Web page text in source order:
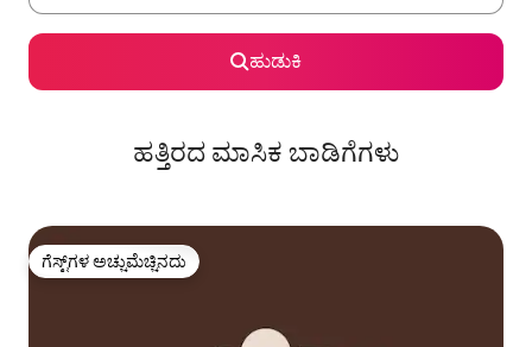
ಹುಡುಕಿ
ಹತ್ತಿರದ ಮಾಸಿಕ ಬಾಡಿಗೆಗಳು
ಗೆಸ್ಟ್‌ಗಳ ಅಚ್ಚುಮೆಚ್ಚಿನದು
ಗೆಸ್ಟ್‌ಗಳ ಅಚ್ಚುಮೆಚ್ಚಿನದು